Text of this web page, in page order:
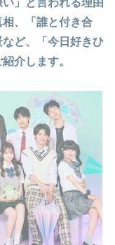
、「誰と付き合
ど、「今日好きひ
介します。